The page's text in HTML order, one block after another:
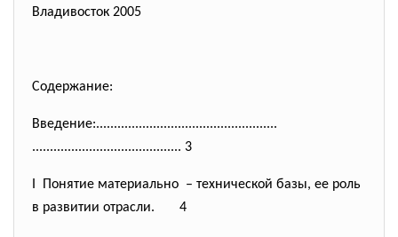
Владивосток 2005
Содержание:
Введение:...................................................
.......................................... 3
I Понятие материально – технической базы, ее роль
в развитии отрасли. 4